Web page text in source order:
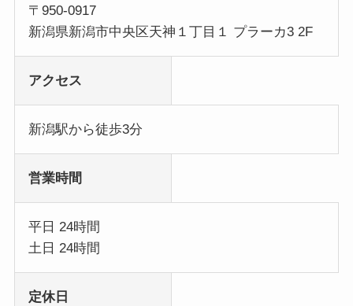
〒950-0917
新潟県新潟市中央区天神１丁目１ プラーカ3 2F
アクセス
新潟駅から徒歩3分
営業時間
平日 24時間
土日 24時間
定休日